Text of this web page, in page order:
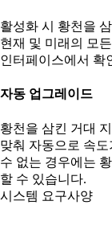
활성화 시 황천을
현재 및 미래의 모
인터페이스에서 확
자동 업그레이드
황천을 삼킨 거대
맞춰 자동으로 속
수 없는 경우에는
할 수 있습니다.
시스템 요구사양